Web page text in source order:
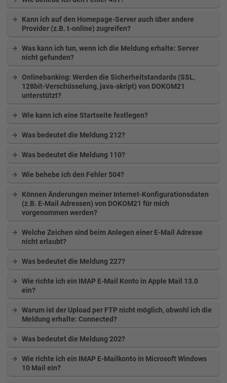
Kann ich auf den Homepage-Server auch über andere
Provider (z.B. t-online) zugreifen?
Was kann ich tun, wenn ich die Meldung erhalte: Server
nicht gefunden?
Onlinebanking: Werden die Sicherheitstandards (SSL,
128bit-Verschüsselung, java-skript) von DOKOM21
unterstützt?
Wie kann ich eine Startseite festlegen?
Was bedeutet die Meldung 212?
Was bedeutet die Meldung 110?
Wie behebe ich den Fehler 504?
Können Änderungen meiner Internet-Konfigurationsdaten
(z.B. E-Mail Adressen) von DOKOM21 für mich
vorgenommen werden?
Welche Zeichen sind beim Anlegen einer E-Mail Adresse
nicht erlaubt?
Was bedeutet die Meldung 227?
Wie richte ich ein IMAP E-Mail Konto in Apple Mail 13.0
ein?
Warum ist der Upload per FTP nicht möglich, obwohl ich die
Meldung erhalte: Connected?
Was bedeutet die Meldung 202?
Wie richte ich ein IMAP E-Mailkonto in Microsoft Windows
10 Mail ein?